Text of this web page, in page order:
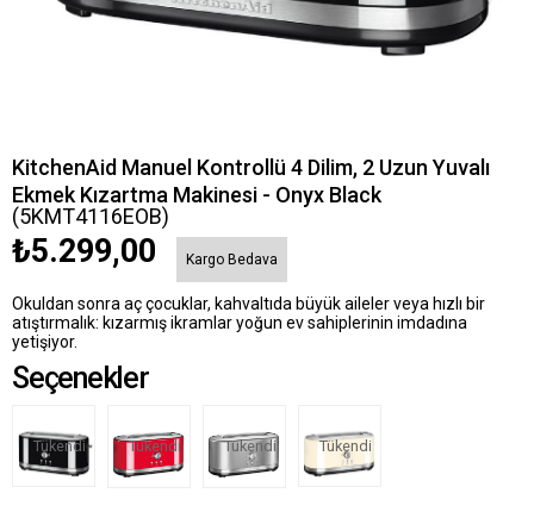
KitchenAid Manuel Kontrollü 4 Dilim, 2 Uzun Yuvalı
Ekmek Kızartma Makinesi - Onyx Black
(5KMT4116EOB)
₺5.299,00 Kargo Bedava
Okuldan sonra aç çocuklar, kahvaltıda büyük aileler veya hızlı bir
atıştırmalık: kızarmış ikramlar yoğun ev sahiplerinin imdadına
yetişiyor.
Seçenekler
Tükendi Tükendi Tükendi Tükendi